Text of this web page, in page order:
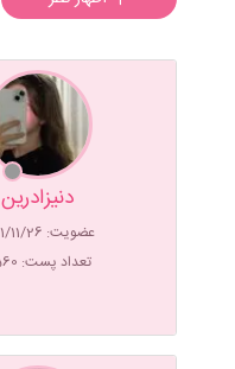
دنیزادرین
عضویت: 1401/11/26
تعداد پست: 3560